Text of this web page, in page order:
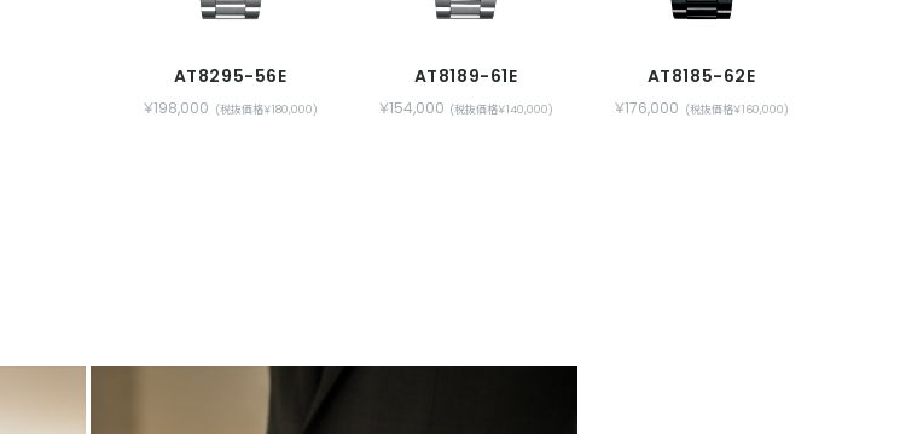
AT8295-56E
￥198,000 (税抜価格￥180,000)
AT8189-61E
￥154,000 (税抜価格￥140,000)
AT8185-62E
￥176,000 (税抜価格￥160,000)